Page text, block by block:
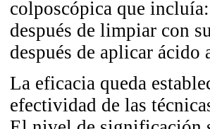
colposcópica que
después de limpiar con
después de aplicar
La eficacia queda
efectividad de las